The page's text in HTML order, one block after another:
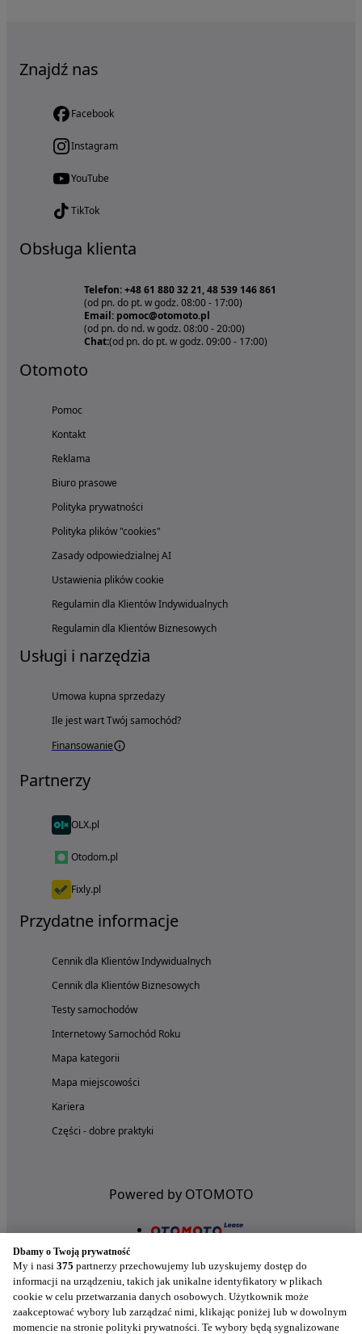
Znajdź nas
Facebook
Instagram
YouTube
TikTok
Obsługa klienta
Telefon: +48 61 880 32 21, 48 539 146 861
(od pn. do pt. w godz. 08:00 - 17:00)
Email: pomoc@otomoto.pl
(od pn. do nd. w godz. 08:00 - 20:00)
Chat:(od pn. do pt. w godz. 09:00 - 17:00)
Otomoto
Pomoc
Kontakt
Reklama
Biuro prasowe
Polityka prywatności
Polityka plików "cookies"
Zasady odpowiedzialnej AI
Ustawienia plików cookie
Regulamin dla Klientów Indywidualnych
Regulamin dla Klientów Biznesowych
Usługi i narzędzia
Umowa kupna sprzedaży
Ile jest wart Twój samochód?
Finansowanie
Partnerzy
OLX.pl
Otodom.pl
Fixly.pl
Przydatne informacje
Cennik dla Klientów Indywidualnych
Cennik dla Klientów Biznesowych
Testy samochodów
Internetowy Samochód Roku
Mapa kategorii
Mapa miejscowości
Kariera
Części - dobre praktyki
Powered by OTOMOTO
Dbamy o Twoją prywatność
My i nasi 375 partnerzy przechowujemy lub uzyskujemy dostęp do
informacji na urządzeniu, takich jak unikalne identyfikatory w plikach
cookie w celu przetwarzania danych osobowych. Użytkownik może
zaakceptować wybory lub zarządzać nimi, klikając poniżej lub w dowolnym
momencie na stronie polityki prywatności. Te wybory będą sygnalizowane